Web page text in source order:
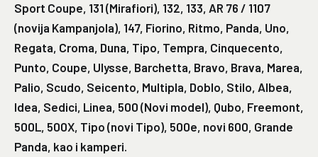
Sport Coupe, 131 (Mirafiori), 132, 133, AR 76 / 1107
(novija Kampanjola), 147, Fiorino, Ritmo, Panda, Uno,
Regata, Croma, Duna, Tipo, Tempra, Cinquecento,
Punto, Coupe, Ulysse, Barchetta, Bravo, Brava, Marea,
Palio, Scudo, Seicento, Multipla, Doblo, Stilo, Albea,
Idea, Sedici, Linea, 500 (Novi model), Qubo, Freemont,
500L, 500X, Tipo (novi Tipo), 500e, novi 600, Grande
Panda, kao i kamperi.